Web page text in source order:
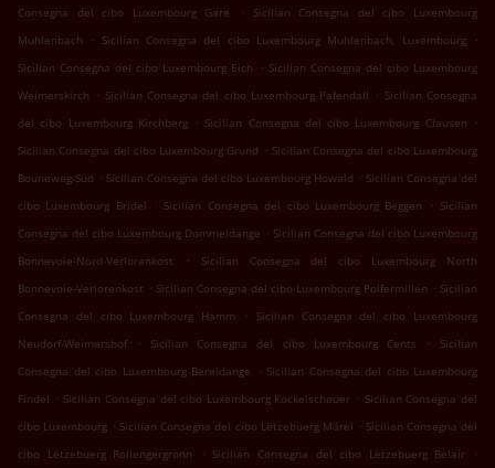
Consegna del cibo Luxembourg Gare
.
Sicilian Consegna del cibo Luxembourg
Muhlenbach
. Sicilian Consegna del cibo Luxembourg Muhlenbach, Luxembourg
.
Sicilian Consegna del cibo Luxembourg Eich
. Sicilian Consegna del cibo Luxembourg
Weimerskirch . Sicilian Consegna del cibo Luxembourg Pafendall . Sicilian Consegna
del cibo Luxembourg Kirchberg . Sicilian Consegna del cibo Luxembourg Clausen
.
Sicilian Consegna del cibo Luxembourg Grund . Sicilian Consegna del cibo Luxembourg
Bouneweg-Süd . Sicilian Consegna del cibo Luxembourg Howald . Sicilian Consegna del
cibo Luxembourg Bridel
. Sicilian Consegna del cibo Luxembourg Beggen . Sicilian
Consegna del cibo Luxembourg Dommeldange . Sicilian Consegna del cibo Luxembourg
Bonnevoie-Nord-Verlorenkost
.
Sicilian Consegna del cibo Luxembourg North
Bonnevoie-Verlorenkost . Sicilian Consegna del cibo Luxembourg Polfermillen . Sicilian
Consegna del cibo Luxembourg Hamm
.
Sicilian Consegna del cibo Luxembourg
Neudorf-Weimershof
. Sicilian Consegna del cibo Luxembourg Cents .
Sicilian
Consegna del cibo Luxembourg Bereldange
. Sicilian Consegna del cibo Luxembourg
Findel . Sicilian Consegna del cibo Luxembourg Kockelscheuer . Sicilian Consegna del
cibo Luxembourg . Sicilian Consegna del cibo Lëtzebuerg Märel . Sicilian Consegna del
cibo Lëtzebuerg Rollengergronn
. Sicilian Consegna del cibo Lëtzebuerg Belair
.